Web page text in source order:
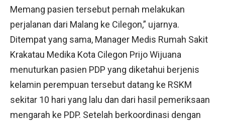
Memang pasien tersebut pernah melakukan
perjalanan dari Malang ke Cilegon,” ujarnya.
Ditempat yang sama, Manager Medis Rumah Sakit
Krakatau Medika Kota Cilegon Prijo Wijuana
menuturkan pasien PDP yang diketahui berjenis
kelamin perempuan tersebut datang ke RSKM
sekitar 10 hari yang lalu dan dari hasil pemeriksaan
mengarah ke PDP. Setelah berkoordinasi dengan